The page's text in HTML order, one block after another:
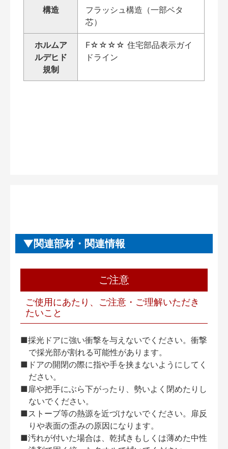
構造
フラッシュ構造（一部ベタ
芯）
ホルムア
ルデヒド
規制
F☆☆☆☆ 住宅部品表示ガイ
ドライン
関連部材・関連情報
ご注意
ご使用にあたり、ご注意・ご理解いただき
たいこと
■採光ドアに強い衝撃を与えないでください。衝撃
で採光部が割れる可能性があります。
■ドアの開閉の際に指や手を挟まないようにしてく
ださい。
■扉や把手にぶら下がったり、勢いよく閉めたりし
ないでください。
■ストーブ等の熱源を近づけないでください。扉反
りや表面の歪みの原因になります。
■汚れが付いた場合は、乾拭きもしくは薄めた中性